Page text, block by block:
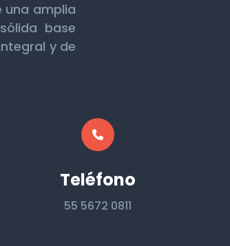
una amplia
base
y de
Teléfono
55 5672 0811